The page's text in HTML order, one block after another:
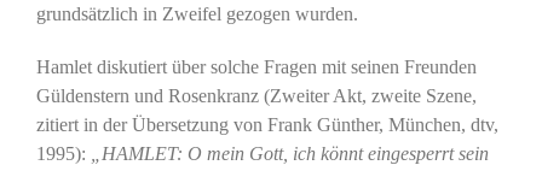
grundsätzlich in Zweifel gezogen wurden.
Hamlet diskutiert über solche Fragen mit seinen Freunden
Güldenstern und Rosenkranz (Zweiter Akt, zweite Szene,
zitiert in der Übersetzung von Frank Günther, München, dtv,
1995):
„HAMLET: O mein Gott, ich könnt eingesperrt sein